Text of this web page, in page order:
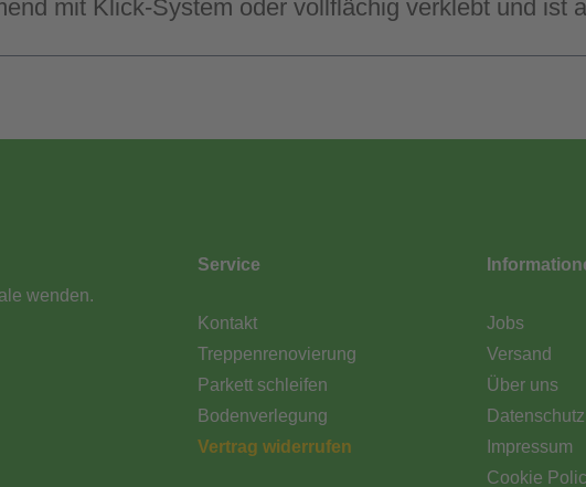
mit Klick-System oder vollflächig verklebt und ist
wenden.
Service
Kontakt
Treppenrenovierung
Parkett schleifen
Bodenverlegung
Vertrag widerrufen
Jobs
Versand
Über uns
Datenschutz
Impressum
Cookie